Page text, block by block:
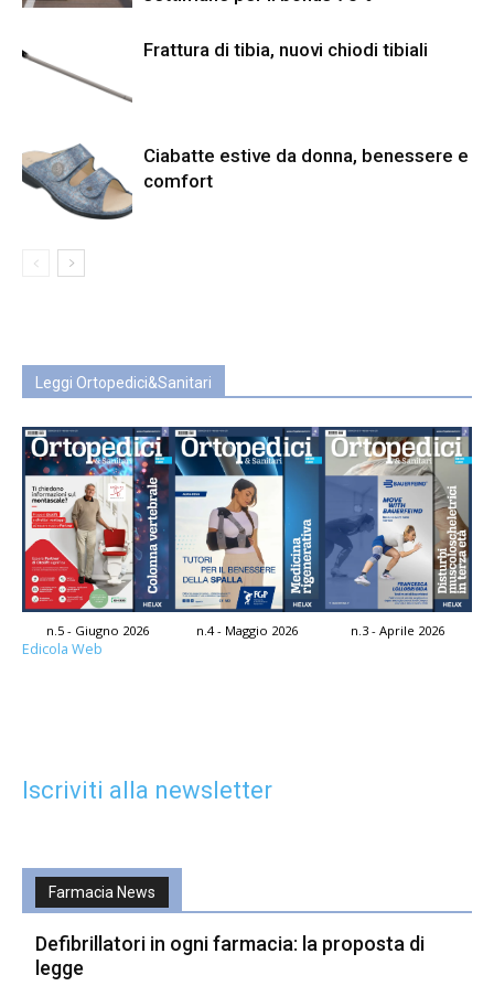
Frattura di tibia, nuovi chiodi tibiali
Ciabatte estive da donna, benessere e
comfort
Leggi Ortopedici&Sanitari
n.5 - Giugno 2026 n.4 - Maggio 2026 n.3 - Aprile 2026
Edicola Web
Iscriviti alla newsletter
Farmacia News
Defibrillatori in ogni farmacia: la proposta di
legge